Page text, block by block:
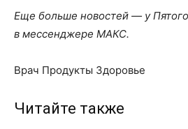
Еще больше новостей — у
в мессенджере МАКС.
Врач Продукты Здоровье
Читайте также